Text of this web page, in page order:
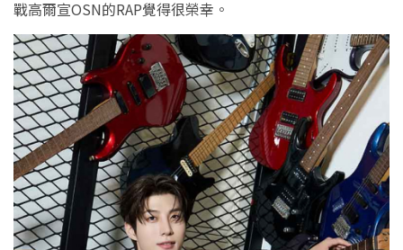
戰高爾宣OSN的RAP覺得很榮幸。